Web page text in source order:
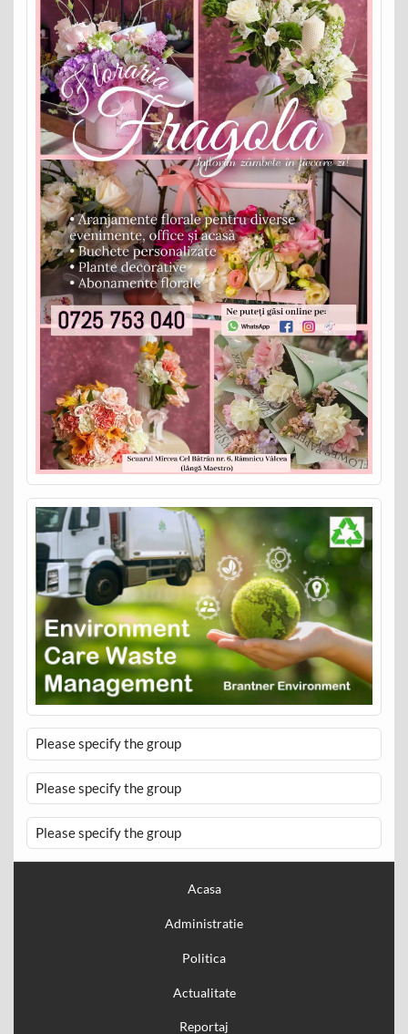
Please specify the group
Please specify the group
Please specify the group
Acasa
Administratie
Politica
Actualitate
Reportaj